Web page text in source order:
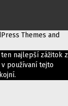
Themes and
najlepší zážitok z
používaní tejto